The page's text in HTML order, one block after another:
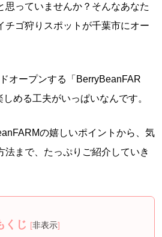
思っていませんか？そんなあなた
チゴ狩りスポットが千葉市にオー
オープンする「BerryBeanFAR
める工夫がいっぱいなんです。
の嬉しいポイントから、気
法まで、たっぷりご紹介していき
くじ [非表示]